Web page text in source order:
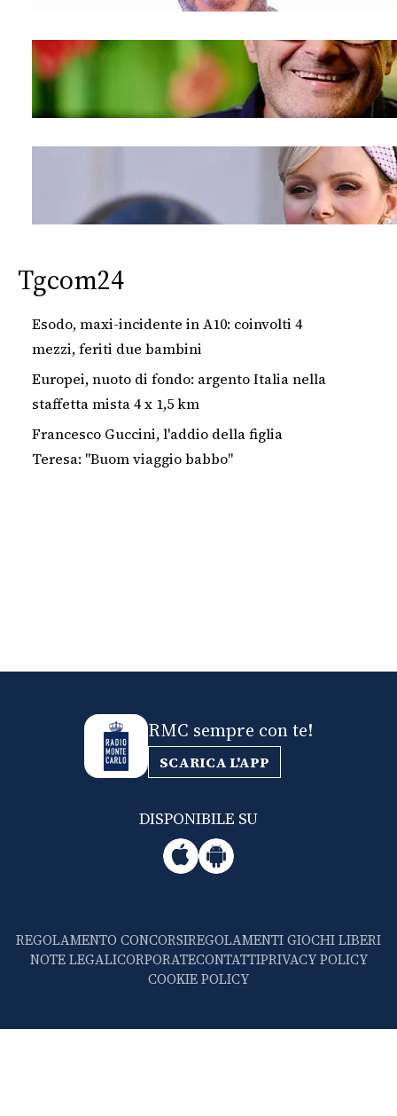
Tgcom24
Esodo, maxi-incidente in A10: coinvolti 4
mezzi, feriti due bambini
Europei, nuoto di fondo: argento Italia nella
staffetta mista 4 x 1,5 km
Francesco Guccini, l'addio della figlia
Teresa: "Buom viaggio babbo"
RMC sempre con te!
SCARICA L'APP
DISPONIBILE SU
REGOLAMENTO CONCORSIREGOLAMENTI GIOCHI LIBERI
NOTE LEGALICORPORATECONTATTIPRIVACY POLICY
COOKIE POLICY